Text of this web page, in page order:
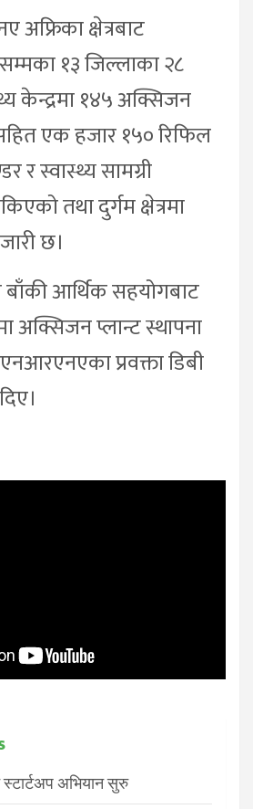
क्षेत्रबाट
१३ जिल्लाका २८
केन्द्रमा १४५ अक्सिजन
एक हजार १५० रिफिल
र स्वास्थ्य सामग्री
तथा दुर्गम क्षेत्रमा
छ।
बाँकी आर्थिक सहयोगबाट
अक्सिजन प्लान्ट स्थापना
प्रवक्ता डिबी
स्टार्टअप अभियान सुरु